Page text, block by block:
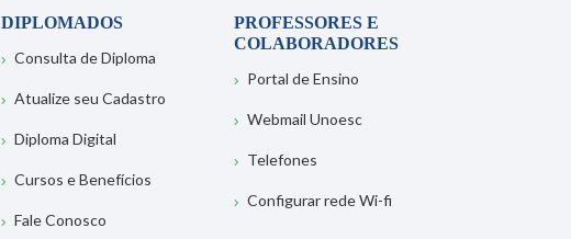
DIPLOMADOS
Consulta de Diploma
Atualize seu Cadastro
Diploma Digital
Cursos e Benefícios
Fale Conosco
PROFESSORES E
COLABORADORES
Portal de Ensino
Webmail Unoesc
Telefones
Configurar rede Wi-fi